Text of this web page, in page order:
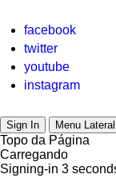
facebook
twitter
youtube
instagram
Sign In Menu Lateral
Topo da Página
Carregando
Signing-in 3